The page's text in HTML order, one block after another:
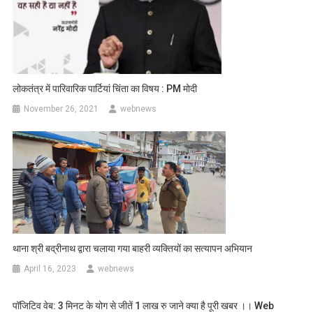
लोकतंत्र में पारिवारिक पार्टियां चिंता का विषय : PM मोदी
November 26, 2021 webnews
थाना श्री बद्रीनाथ द्वारा चलाया गया बाहरी व्यक्तियों का सत्यापन अभियान
April 16, 2023 webnews
पॉजिटिव वेब: 3 मिनट के योग से जीतें 1 लाख रु जाने क्या है पूरी खबर ।। Web